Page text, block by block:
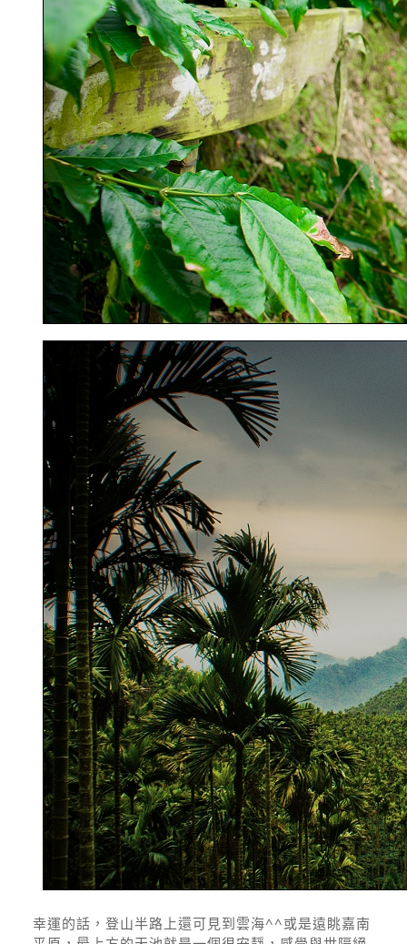
幸運的話，登山半路上還可見到雲海^^或是遠眺嘉南